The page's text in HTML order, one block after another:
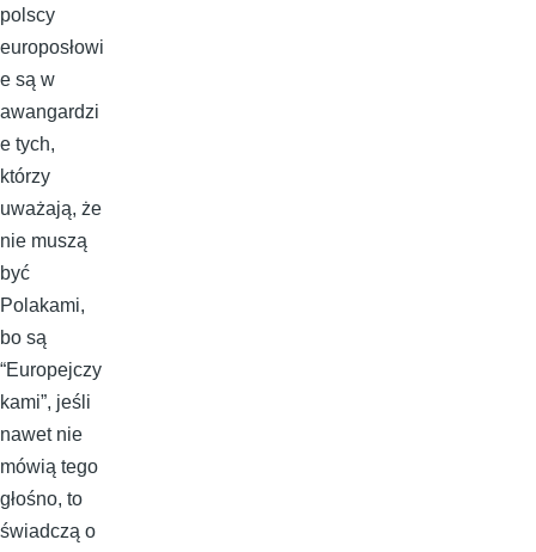
polscy
europosłowi
e są w
awangardzi
e tych,
którzy
uważają, że
nie muszą
być
Polakami,
bo są
“Europejczy
kami”, jeśli
nawet nie
mówią tego
głośno, to
świadczą o